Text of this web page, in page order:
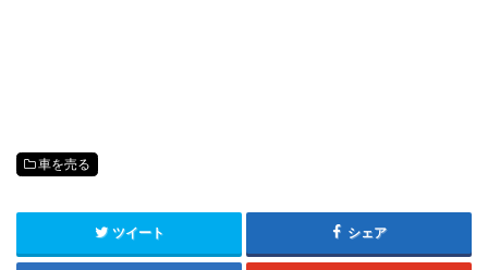
車を売る
ツイート シェア